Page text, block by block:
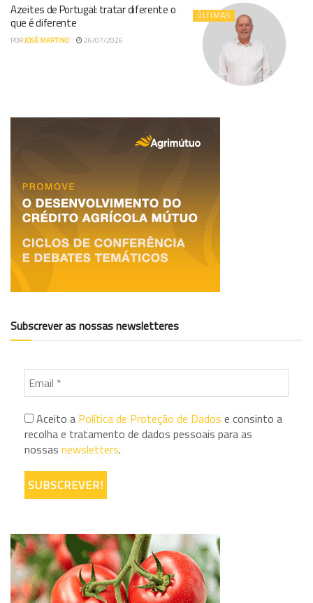
ÚLTIMAS
Azeites de Portugal: tratar diferente o
que é diferente
PORJOSÉ MARTINO 26/07/2026
Subscrever as nossas newsletteres
Aceito a Política de Proteção de Dados e consinto a
recolha e tratamento de dados pessoais para as
nossas newsletters.